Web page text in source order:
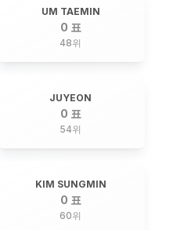
UM TAEMIN
0 표
48위
JUYEON
0 표
54위
KIM SUNGMIN
0 표
60위